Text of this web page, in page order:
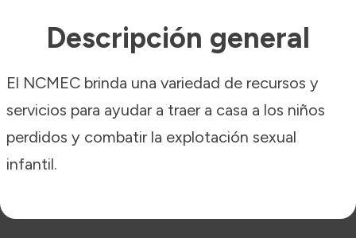
Descripción general
El NCMEC brinda una variedad de recursos y
servicios para ayudar a traer a casa a los niños
perdidos y combatir la explotación sexual
infantil.